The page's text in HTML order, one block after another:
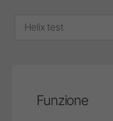
Helix test
Funzione